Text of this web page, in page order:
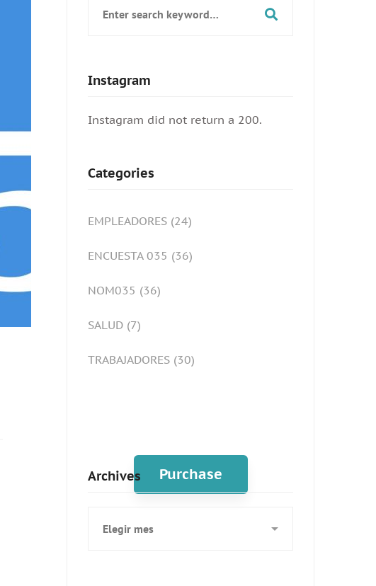
for:
Instagram
Instagram did not return a 200.
Categories
EMPLEADORES (24)
ENCUESTA 035 (36)
NOM035 (36)
SALUD (7)
TRABAJADORES (30)
Purchase
Archives